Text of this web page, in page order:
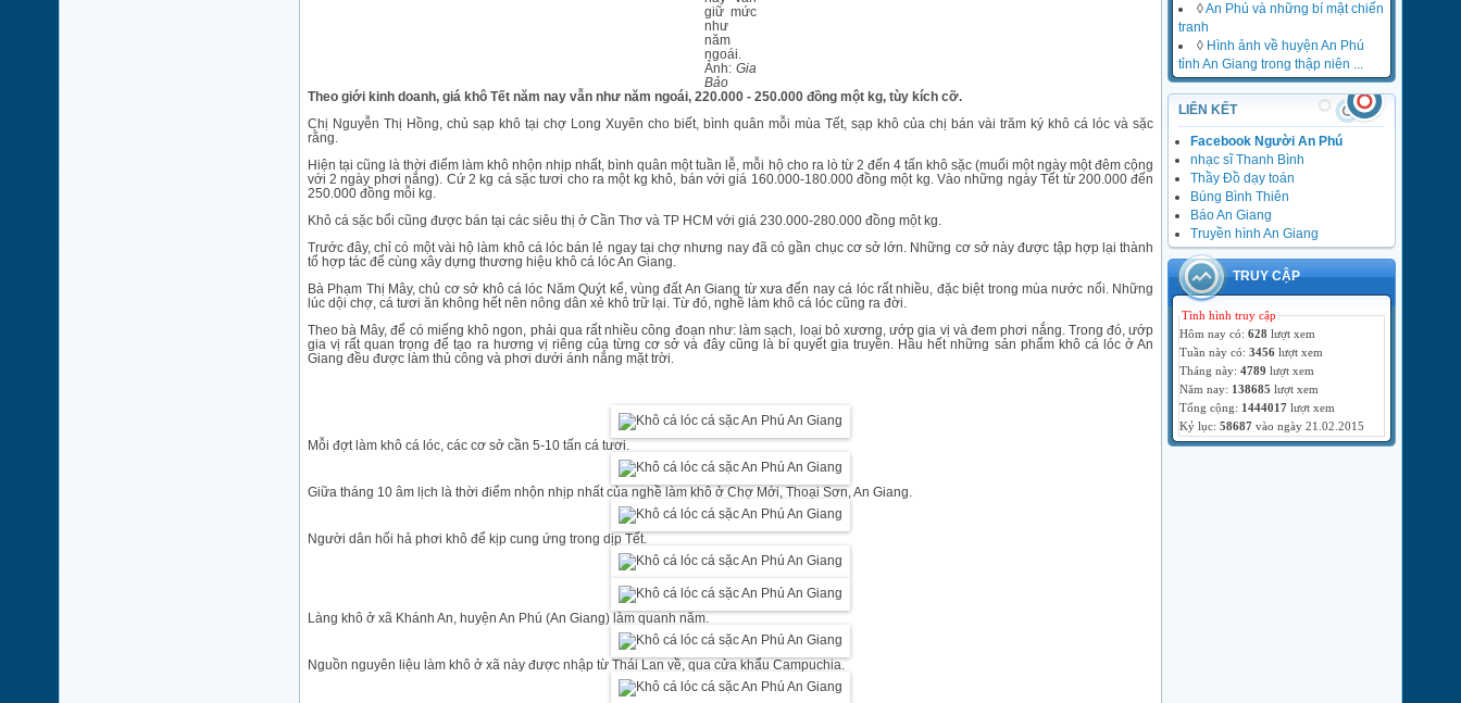
◊An Phú và những bí mật chiến
tranh
◊ Hình ảnh về huyện An Phú
tỉnh An Giang trong thập niên ...
LIÊN KẾT
Facebook Người An Phú
nhạc sĩ Thanh Bình
Thầy Đồ dạy toán
Búng Bình Thiên
Báo An Giang
Truyền hình An Giang
TRUY CẬP
Tình hình truy cập
Hôm nay có:628 lượt xem
Tuần này có:3456 lượt xem
Tháng này:4789 lượt xem
Năm nay: 138685 lượt xem
Tổng cộng: 1444017lượt xem
Kỷ lục:58687 vào ngày 21.02.2015
giữ mức
như
năm
ngoái.
Ảnh: Gia
Bảo
Theo giới kinh doanh, giá khô Tết năm nay vẫn như năm ngoái, 220.000 - 250.000 đồng một kg, tùy kích cỡ.
Chị Nguyễn Thị Hồng, chủ sạp khô tại chợ Long Xuyên cho biết, bình quân mỗi mùa Tết, sạp khô của chị bán vài trăm ký khô cá lóc và sặc
rằng.
Hiện tại cũng là thời điểm làm khô nhộn nhịp nhất, bình quân một tuần lễ, mỗi hộ cho ra lò từ 2 đến 4 tấn khô sặc (muối một ngày một đêm cộng
với 2 ngày phơi nắng). Cứ 2 kg cá sặc tươi cho ra một kg khô, bán với giá 160.000-180.000 đồng một kg. Vào những ngày Tết từ 200.000 đến
250.000 đồng mỗi kg.
Khô cá sặc bổi cũng được bán tại các siêu thị ở Cần Thơ và TP HCM với giá 230.000-280.000 đồng một kg.
Trước đây, chỉ có một vài hộ làm khô cá lóc bán lẻ ngay tại chợ nhưng nay đã có gần chục cơ sở lớn. Những cơ sở này được tập hợp lại thành
tổ hợp tác để cùng xây dựng thương hiệu khô cá lóc An Giang.
Bà Phạm Thị Mây, chủ cơ sở khô cá lóc Năm Quýt kể, vùng đất An Giang từ xưa đến nay cá lóc rất nhiều, đặc biệt trong mùa nước nổi. Những
lúc dội chợ, cá tươi ăn không hết nên nông dân xẻ khô trữ lại. Từ đó, nghề làm khô cá lóc cũng ra đời.
Theo bà Mây, để có miếng khô ngon, phải qua rất nhiều công đoạn như: làm sạch, loại bỏ xương, ướp gia vị và đem phơi nắng. Trong đó, ướp
gia vị rất quan trọng để tạo ra hương vị riêng của từng cơ sở và đây cũng là bí quyết gia truyền. Hầu hết những sản phẩm khô cá lóc ở An
Giang đều được làm thủ công và phơi dưới ánh nắng mặt trời.
Mỗi đợt làm khô cá lóc, các cơ sở cần 5-10 tấn cá tươi.
Giữa tháng 10 âm lịch là thời điểm nhộn nhịp nhất của nghề làm khô ở Chợ Mới, Thoại Sơn, An Giang.
Người dân hối hả phơi khô để kịp cung ứng trong dịp Tết.
Làng khô ở xã Khánh An, huyện An Phú (An Giang) làm quanh năm.
Nguồn nguyên liệu làm khô ở xã này được nhập từ Thái Lan về, qua cửa khẩu Campuchia.